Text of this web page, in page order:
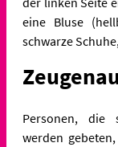
eine Bluse
schwarze
Personen, die
werden